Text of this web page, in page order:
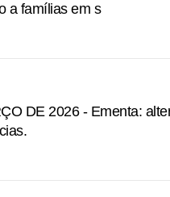
a famílias em s
DE 2026 - Ementa: